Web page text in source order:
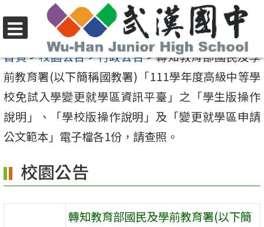
至
要
內
容
區
選
單
首頁>校園公告>行政公告>轉知教育部國民及學
前教育署(以下簡稱國教署)「111學年度高級中等學
校免試入學變更就學區資訊平臺」之「學生版操作
說明」、「學校版操作說明」及「變更就學區申請
公文範本」電子檔各1份，請查照。
校園公告
轉知教育部國民及學前教育署(以下簡